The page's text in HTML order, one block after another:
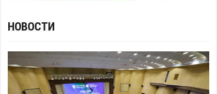
НОВОСТИ